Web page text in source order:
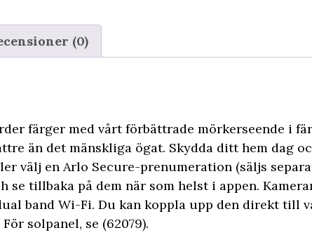
(0)
färger med vårt förbättrade mörkerseende i
än det mänskliga ögat. Skydda ditt hem dag
välj en Arlo Secure-prenumeration (säljs
se tillbaka på dem när som helst i appen.
band Wi-Fi. Du kan koppla upp den direkt till
solpanel, se (62079).